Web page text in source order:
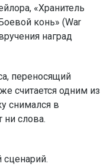
«Хранитель
конь» (War
наград
переносящий
считается одним из
снимался в
ни слова.